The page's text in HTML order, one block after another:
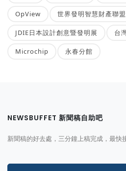
OpView 世界發明智慧財產聯
JDIE日本設計創意暨發明展 台
Microchip 永春分館
NEWSBUFFET 新聞稿自助吧
新聞稿的好去處，三分鐘上稿完成，最快